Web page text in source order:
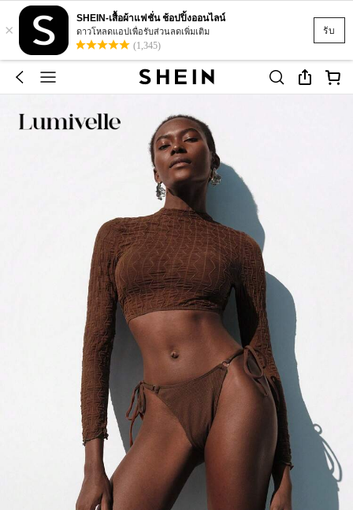
รับ
×
SHEIN-เสื้อผ้าแฟชั่น ช้อปปิ้งออนไลน์
ดาวโหลดแอปเพื่อรับส่วนลดเพิ่มเติม
(1,345)